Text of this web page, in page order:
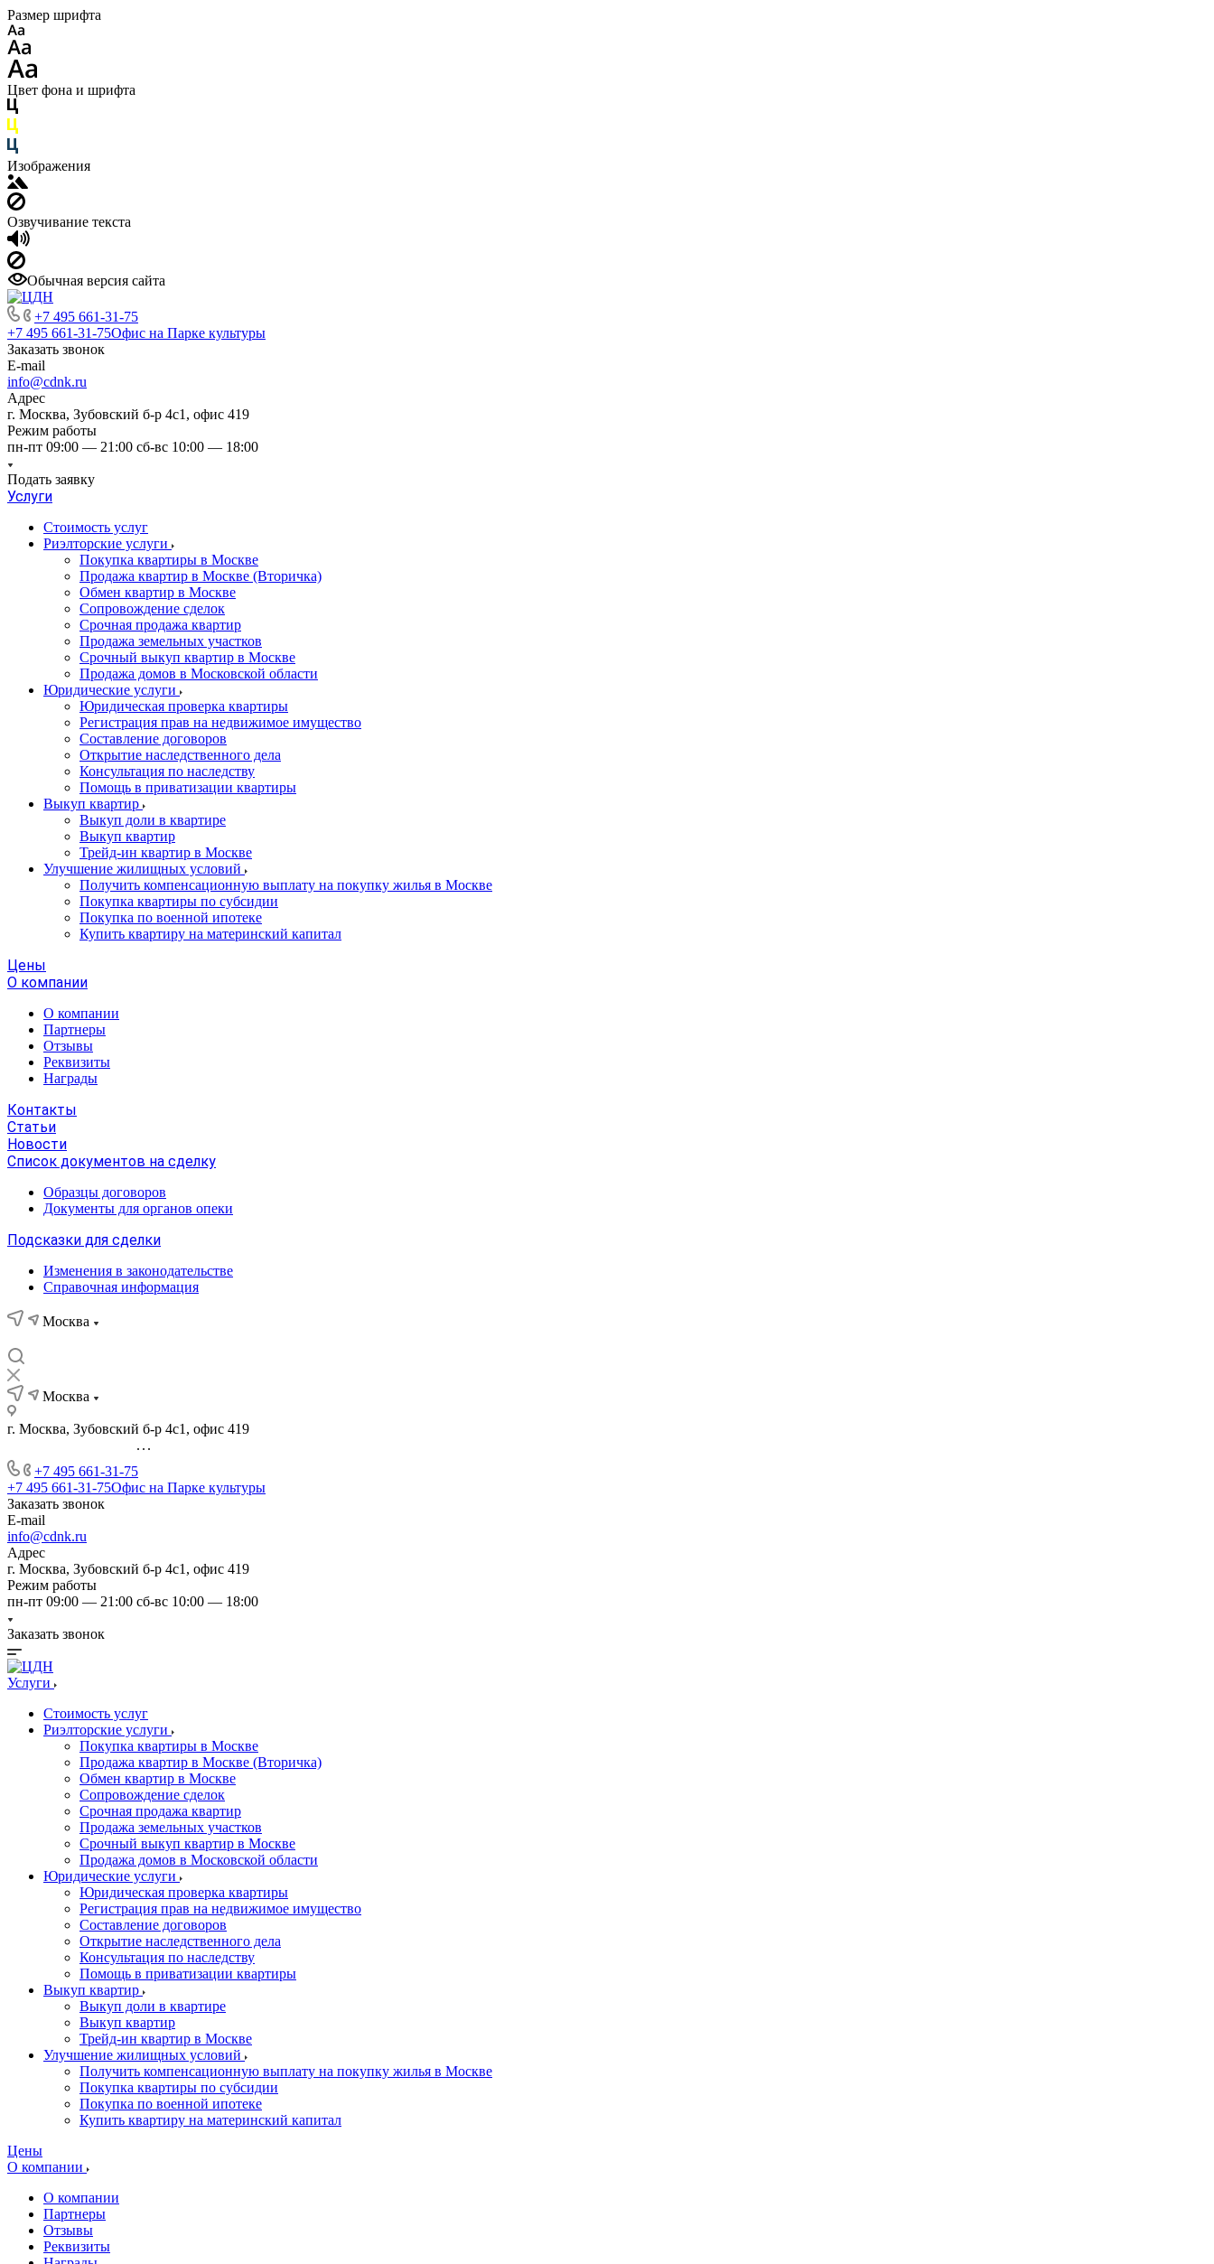
Размер шрифта
Цвет фона и шрифта
Изображения
Озвучивание текста
Обычная версия сайта
+7 495 661-31-75
+7 495 661-31-75Офис на Парке культуры
Заказать звонок
E-mail
info@cdnk.ru
Адрес
г. Москва, Зубовский б-р 4с1, офис 419
Режим работы
пн-пт 09:00 — 21:00 сб-вс 10:00 — 18:00
Подать заявку
Услуги
Стоимость услуг
Риэлторские услуги
Покупка квартиры в Москве
Продажа квартир в Москве (Вторичка)
Обмен квартир в Москве
Сопровождение сделок
Срочная продажа квартир
Продажа земельных участков
Срочный выкуп квартир в Москве
Продажа домов в Московской области
Юридические услуги
Юридическая проверка квартиры
Регистрация прав на недвижимое имущество
Составление договоров
Открытие наследственного дела
Консультация по наследству
Помощь в приватизации квартиры
Выкуп квартир
Выкуп доли в квартире
Выкуп квартир
Трейд-ин квартир в Москве
Улучшение жилищных условий
Получить компенсационную выплату на покупку жилья в Москве
Покупка квартиры по субсидии
Покупка по военной ипотеке
Купить квартиру на материнский капитал
Цены
О компании
О компании
Партнеры
Отзывы
Реквизиты
Награды
Контакты
Статьи
Новости
Список документов на сделку
Образцы договоров
Документы для органов опеки
Подсказки для сделки
Изменения в законодательстве
Справочная информация
Москва
Москва
г. Москва, Зубовский б-р 4с1, офис 419
...
+7 495 661-31-75
+7 495 661-31-75Офис на Парке культуры
Заказать звонок
E-mail
info@cdnk.ru
Адрес
г. Москва, Зубовский б-р 4с1, офис 419
Режим работы
пн-пт 09:00 — 21:00 сб-вс 10:00 — 18:00
Заказать звонок
Услуги
Стоимость услуг
Риэлторские услуги
Покупка квартиры в Москве
Продажа квартир в Москве (Вторичка)
Обмен квартир в Москве
Сопровождение сделок
Срочная продажа квартир
Продажа земельных участков
Срочный выкуп квартир в Москве
Продажа домов в Московской области
Юридические услуги
Юридическая проверка квартиры
Регистрация прав на недвижимое имущество
Составление договоров
Открытие наследственного дела
Консультация по наследству
Помощь в приватизации квартиры
Выкуп квартир
Выкуп доли в квартире
Выкуп квартир
Трейд-ин квартир в Москве
Улучшение жилищных условий
Получить компенсационную выплату на покупку жилья в Москве
Покупка квартиры по субсидии
Покупка по военной ипотеке
Купить квартиру на материнский капитал
Цены
О компании
О компании
Партнеры
Отзывы
Реквизиты